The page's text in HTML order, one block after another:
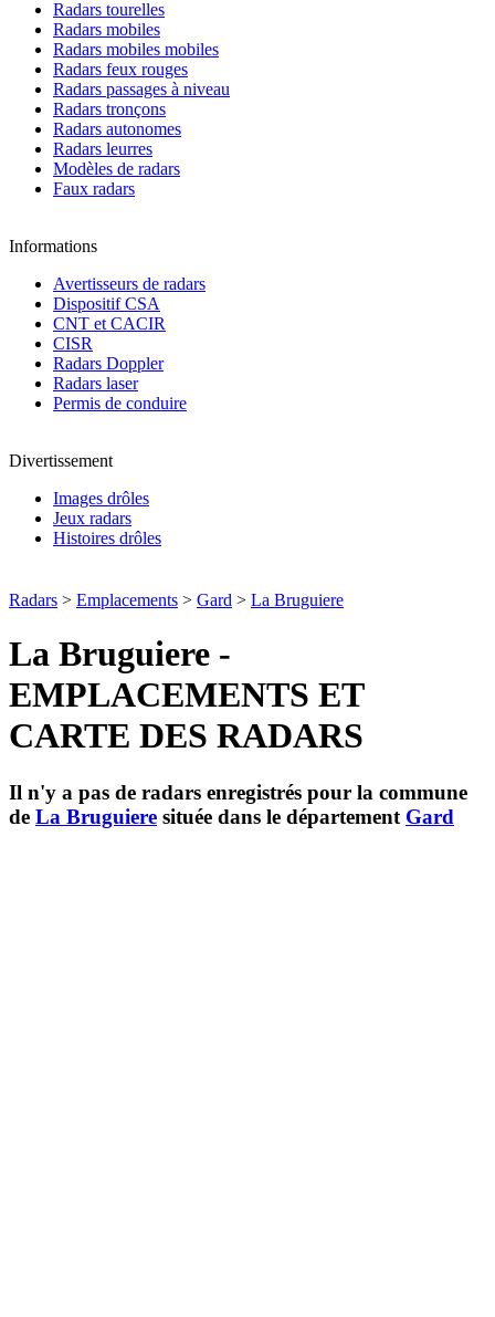
Radars tourelles
Radars mobiles
Radars mobiles mobiles
Radars feux rouges
Radars passages à niveau
Radars tronçons
Radars autonomes
Radars leurres
Modèles de radars
Faux radars
Informations
Avertisseurs de radars
Dispositif CSA
CNT et CACIR
CISR
Radars Doppler
Radars laser
Permis de conduire
Divertissement
Images drôles
Jeux radars
Histoires drôles
Radars > Emplacements > Gard > La Bruguiere
La Bruguiere -
EMPLACEMENTS ET
CARTE DES RADARS
Il n'y a pas de radars enregistrés pour la commune
de La Bruguiere située dans le département Gard